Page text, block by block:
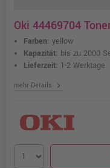
Oki 44469704
Farben: yellow
Kapazität: bis zu 2000
Lieferzeit: 1-2 Werktage
mehr Details chevron_right